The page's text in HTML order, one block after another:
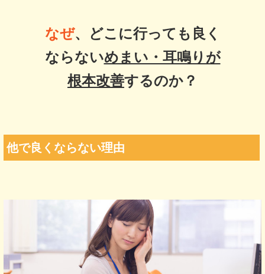
なぜ、どこに行っても良く
ならないめまい・耳鳴りが
根本改善するのか？
他で良くならない理由